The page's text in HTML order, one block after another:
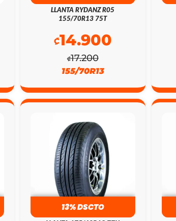
LLANTA RYDANZ R05
155/70R13 75T
₡17.200
₡14.900
155/70R13
13% DSCTO